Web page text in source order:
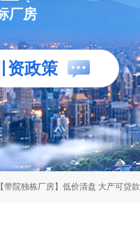
厂房
资政策
带院独栋厂房】低价清盘 大产可贷款